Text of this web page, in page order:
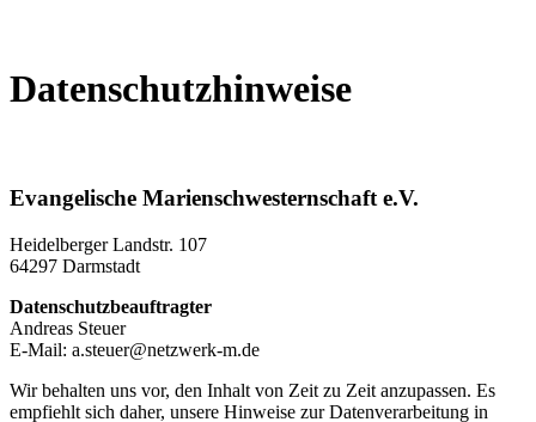
Datenschutzhinweise
Evangelische Marienschwesternschaft e.V.
Heidelberger Landstr. 107
64297 Darmstadt
Datenschutzbeauftragter
Andreas Steuer
E-Mail: a.steuer@netzwerk-m.de
Wir behalten uns vor, den Inhalt von Zeit zu Zeit anzupassen. Es
empfiehlt sich daher, unsere Hinweise zur Datenverarbeitung in